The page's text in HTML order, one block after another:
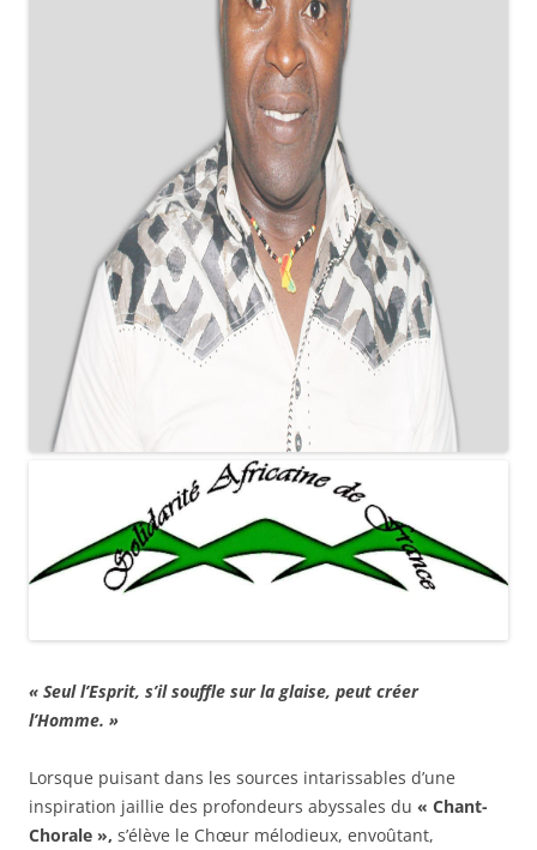
« Seul l’Esprit, s’il souffle sur la glaise, peut créer
l’Homme. »
Lorsque puisant dans les sources intarissables d’une
inspiration jaillie des profondeurs abyssales du « Chant-
Chorale », s’élève le Chœur mélodieux, envoûtant,